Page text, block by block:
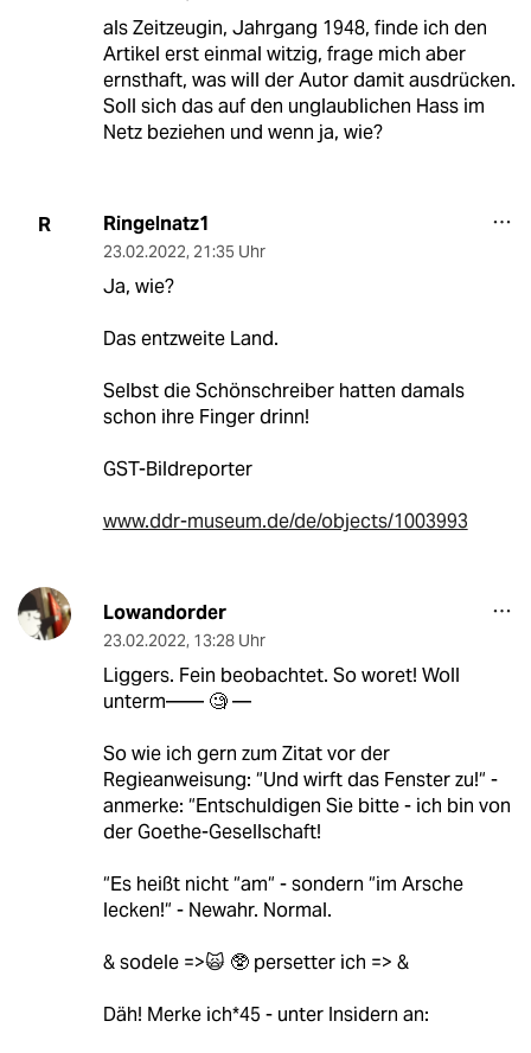
als Zeitzeugin, Jahrgang 1948, finde ich den
Artikel erst einmal witzig, frage mich aber
ernsthaft, was will der Autor damit ausdrücken.
Soll sich das auf den unglaublichen Hass im
Netz beziehen und wenn ja, wie?
R Ringelnatz1
23.02.2022, 21:35 Uhr
Ja, wie?
Das entzweite Land.
Selbst die Schönschreiber hatten damals
schon ihre Finger drinn!
GST-Bildreporter
www.ddr-museum.de/de/objects/1003993
Lowandorder
23.02.2022, 13:28 Uhr
Liggers. Fein beobachtet. So woret! Woll
unterm—— 🧐 —
So wie ich gern zum Zitat vor der
Regieanweisung: “Und wirft das Fenster zu!“ -
anmerke: “Entschuldigen Sie bitte - ich bin von
der Goethe-Gesellschaft!
“Es heißt nicht “am“ - sondern “im Arsche
lecken!“ - Newahr. Normal.
& sodele =>🙀 🥸 persetter ich => &
Däh! Merke ich*45 - unter Insidern an: